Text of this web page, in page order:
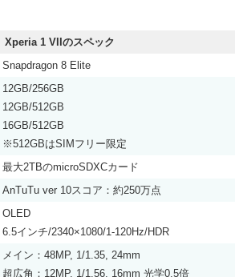
Xperia 1 VIIのスペック
Snapdragon 8 Elite
12GB/256GB
12GB/512GB
16GB/512GB
※512GBはSIMフリー限定
最大2TBのmicroSDXCカード
AnTuTu ver 10スコア：約250万点
OLED
6.5インチ/2340×1080/1-120Hz/HDR
メイン：48MP, 1/1.35, 24mm
超広角：12MP, 1/1.56, 16mm 光学0.5倍